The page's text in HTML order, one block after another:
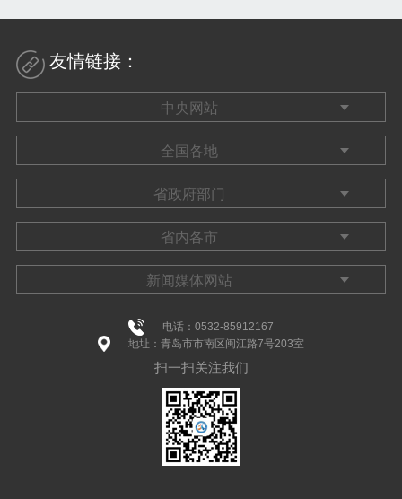
友情链接：
电话：0532-85912167
地址：青岛市市南区闽江路7号203室
扫一扫关注我们